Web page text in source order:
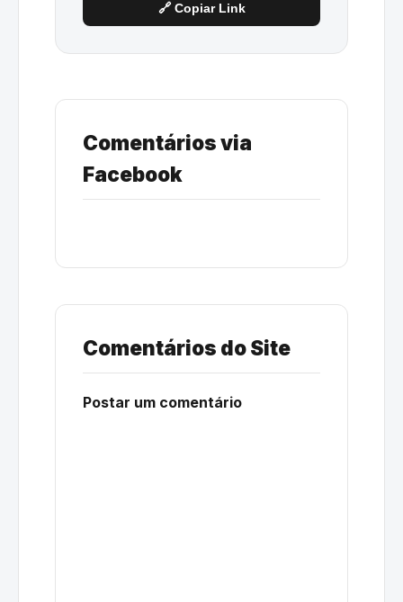
🔗 Copiar Link
Comentários via
Facebook
Comentários do Site
Postar um comentário